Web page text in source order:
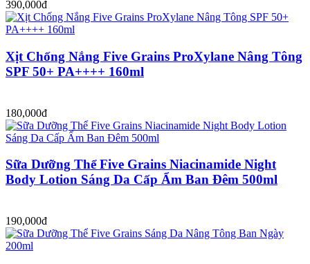
390,000đ
Xịt Chống Nắng Five Grains ProXylane Nâng Tông
SPF 50+ PA++++ 160ml
180,000đ
Sữa Dưỡng Thể Five Grains Niacinamide Night
Body Lotion Sáng Da Cấp Ẩm Ban Đêm 500ml
190,000đ